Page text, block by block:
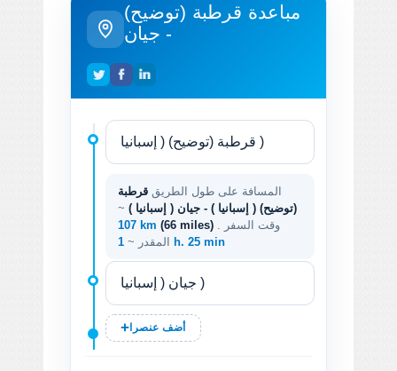
مباعدة قرطبة (توضيح)
- جيان
المسافة على طول الطريق قرطبة
(توضيح) ( إسبانيا ) - جيان ( إسبانيا ) ~
107 km (66 miles)
المقدر ~ 1 h. 25 min
أضف عنصرا